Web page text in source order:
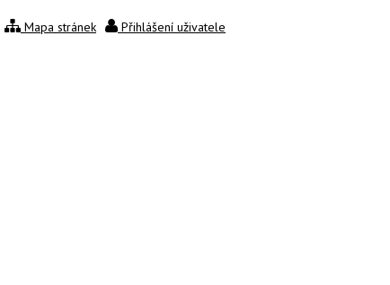
Mapa stránek Přihlášení uživatele